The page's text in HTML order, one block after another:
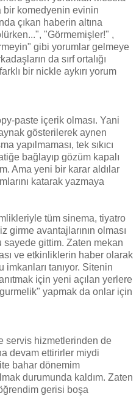
bir komedyenin evinin
çıkan haberin altına
"Görmemişler!" ,
gibi yorumlar gelmeye
da sırf ortalığı
bir nickle aykırı yorum
paste içerik olması. Yani
gösterilerek aynen
yapılmaması, tek sıkıcı
bağlayıp gözüm kapalı
Ama yeni bir karar aldılar
katarak yazmaya
tüm sinema, tiyatro
girme avantajlarının olması
sayede gittim. Zaten mekan
ve etkinliklerin haber olarak
imkanları tanıyor. Sitenin
için yeni açılan yerlere
yapmak da onlar için
servis hizmetlerinden de
devam ettirirler miydi
bahar dönemim
durumunda kaldım. Zaten
gerisi boşa